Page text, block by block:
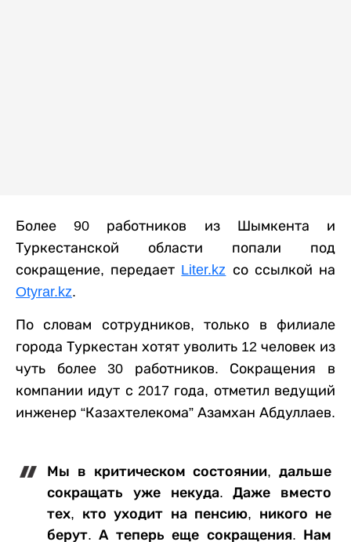
Более 90 работников из Шымкента и
Туркестанской области попали под
сокращение, передает Liter.kz со ссылкой на
Otyrar.kz.
По словам сотрудников, только в филиале
города Туркестан хотят уволить 12 человек из
чуть более 30 работников. Сокращения в
компании идут с 2017 года, отметил ведущий
инженер “Казахтелекома” Азамхан Абдуллаев.
Мы в критическом состоянии, дальше
сокращать уже некуда. Даже вместо
тех, кто уходит на пенсию, никого не
берут. А теперь еще сокращения. Нам